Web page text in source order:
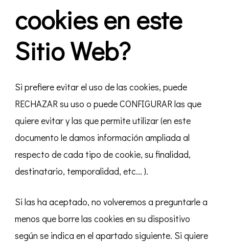
cookies en este
Sitio Web?
Si prefiere evitar el uso de las cookies, puede
RECHAZAR su uso o puede CONFIGURAR las que
quiere evitar y las que permite utilizar (en este
documento le damos información ampliada al
respecto de cada tipo de cookie, su finalidad,
destinatario, temporalidad, etc... ).
Si las ha aceptado, no volveremos a preguntarle a
menos que borre las cookies en su dispositivo
según se indica en el apartado siguiente. Si quiere